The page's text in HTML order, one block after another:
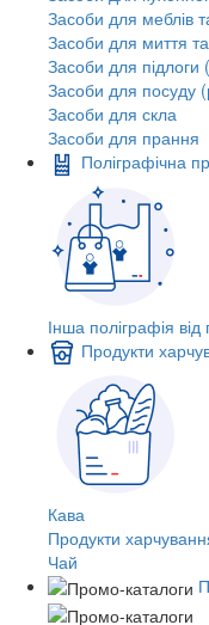
Засоби для меблів
Засоби для миття та
Засоби для підлоги
Засоби для посуду
Засоби для скла
Засоби для прання
Поліграфічна
Інша поліграфія від
Продукти
Кава
Продукти
Чай